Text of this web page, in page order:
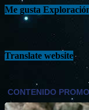
Me gusta
Translate website